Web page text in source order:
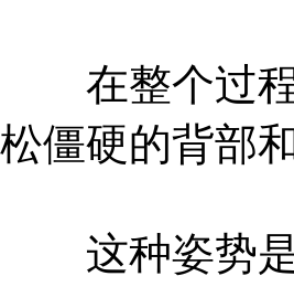
在整个过程
松僵硬的背部
这种姿势是